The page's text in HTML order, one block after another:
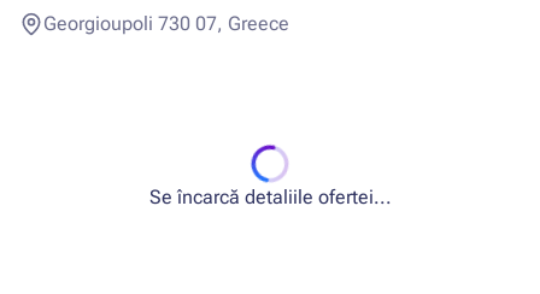
Georgioupoli 730 07, Greece
Se încarcă detaliile ofertei...